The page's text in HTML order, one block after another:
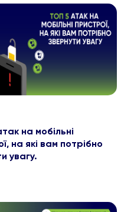
на мобільні
на які вам потрібно
увагу.